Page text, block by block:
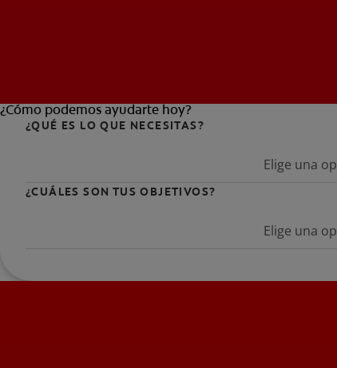
¿Cómo podemos ayudarte hoy?
¿QUÉ ES LO QUE NECESITAS?
Elige una
¿CUÁLES SON TUS OBJETIVOS?
Elige una